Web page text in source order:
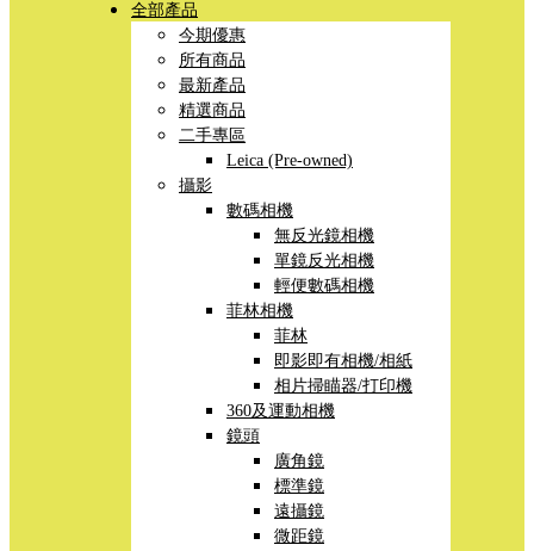
全部產品
今期優惠
所有商品
最新產品
精選商品
二手專區
Leica (Pre-owned)
攝影
數碼相機
無反光鏡相機
單鏡反光相機
輕便數碼相機
菲林相機
菲林
即影即有相機/相紙
相片掃瞄器/打印機
360及運動相機
鏡頭
廣角鏡
標準鏡
遠攝鏡
微距鏡